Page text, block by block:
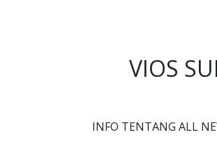
VIOS
INFO TENTANG ALL